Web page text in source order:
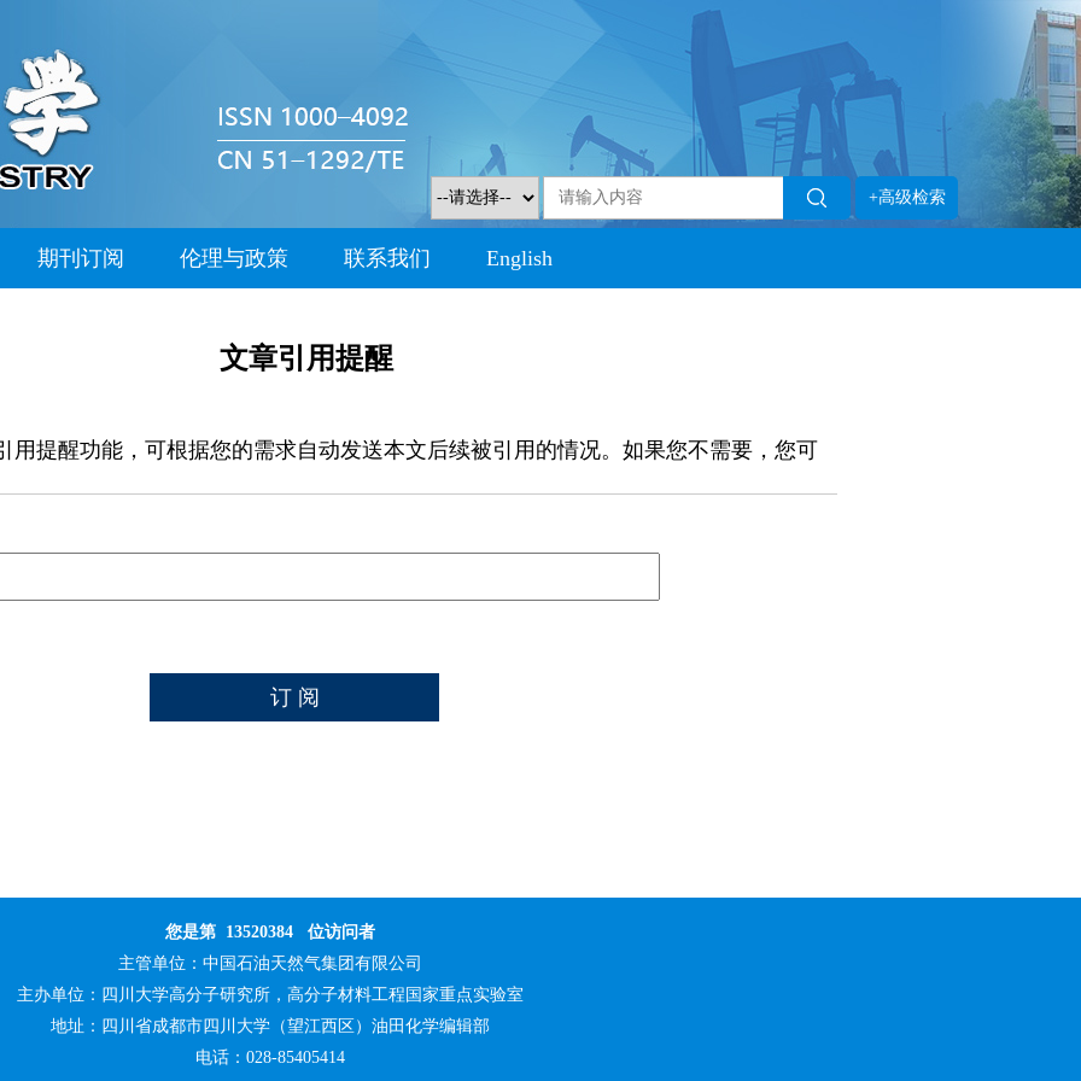
+高级检索
期刊订阅 伦理与政策 联系我们 English
文章引用提醒
用提醒功能，可根据您的需求自动发送本文后续被引用的情况。如果您不需要，您可
您是第 13520384 位访问者
主管单位： 中国石油天然气集团有限公司
主办单位： 四川大学高分子研究所，高分子材料工程国家重点实验室
地址：四川省成都市四川大学（望江西区）油田化学编辑部
电话：028-85405414